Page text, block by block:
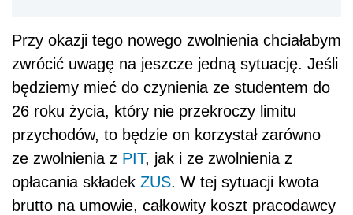
Przy okazji tego nowego zwolnienia chciałabym
zwrócić uwagę na jeszcze jedną sytuację. Jeśli
będziemy mieć do czynienia ze studentem do
26 roku życia, który nie przekroczy limitu
przychodów, to będzie on korzystał zarówno
ze zwolnienia z PIT, jak i ze zwolnienia z
opłacania składek ZUS. W tej sytuacji kwota
brutto na umowie, całkowity koszt pracodawcy